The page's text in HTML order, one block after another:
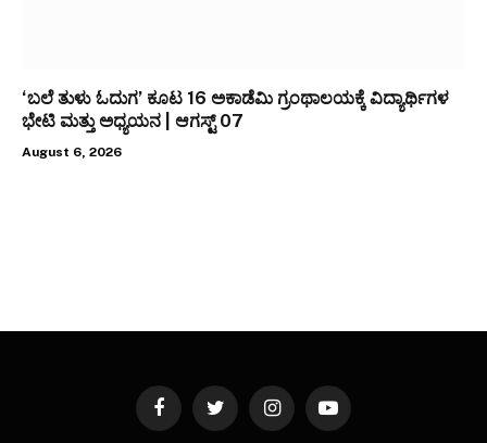
‘ಬಲೆ ತುಳು ಓದುಗ’ ಕೂಟ 16 ಅಕಾಡೆಮಿ ಗ್ರಂಥಾಲಯಕ್ಕೆ ವಿದ್ಯಾರ್ಥಿಗಳ
ಭೇಟಿ ಮತ್ತು ಅಧ್ಯಯನ | ಆಗಸ್ಟ್ 07
August 6, 2026
FacebookTwitter InstagramYouTube